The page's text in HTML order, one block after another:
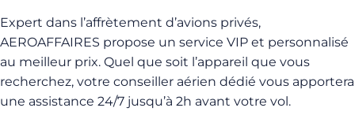
Expert dans l’affrètement d’avions privés,
AEROAFFAIRES propose un service VIP et personnalisé
au meilleur prix. Quel que soit l’appareil que vous
recherchez, votre conseiller aérien dédié vous apportera
une assistance 24/7 jusqu’à 2h avant votre vol.